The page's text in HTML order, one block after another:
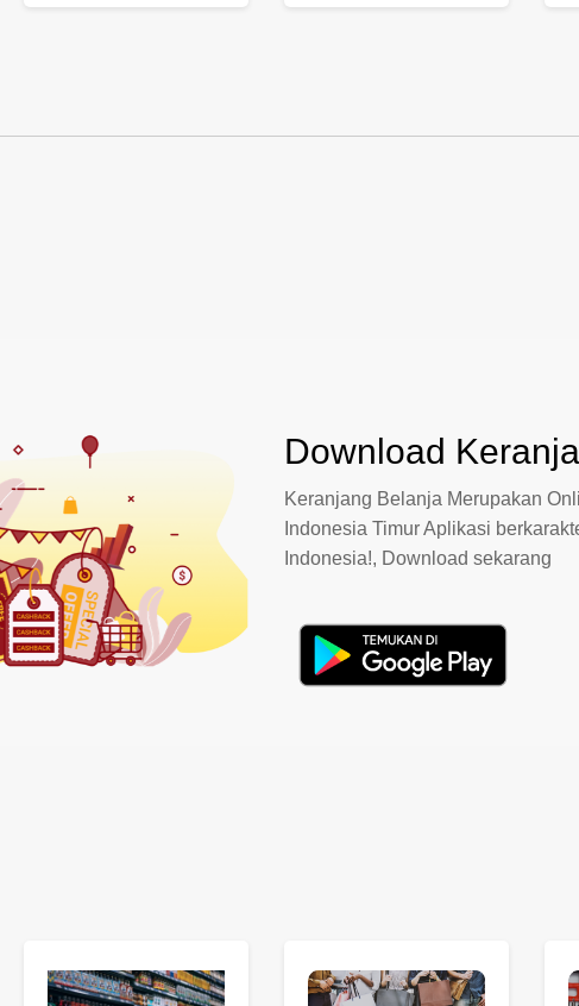
Download
Keranjang Belanja Merupakan
Indonesia Timur Aplikasi
Indonesia!, Download sekarang